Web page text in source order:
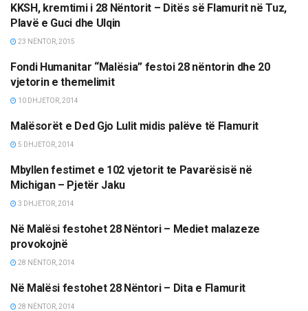
TË NDRYSHME
KKSH, kremtimi i 28 Nëntorit – Ditës së Flamurit në Tuz,
Plavë e Guci dhe Ulqin
23 NËNTOR, 2015
MËRGATA
Fondi Humanitar “Malësia” festoi 28 nëntorin dhe 20
vjetorin e themelimit
10 DHJETOR, 2014
MËRGATA
Malësorët e Ded Gjo Lulit midis palëve të Flamurit
5 DHJETOR, 2014
MËRGATA
Mbyllen festimet e 102 vjetorit te Pavarësisë në
Michigan – Pjetër Jaku
3 DHJETOR, 2014
LAJME
Në Malësi festohet 28 Nëntori – Mediet malazeze
provokojnë
28 NËNTOR, 2014
TË NDRYSHME
Në Malësi festohet 28 Nëntori – Dita e Flamurit
28 NËNTOR, 2014